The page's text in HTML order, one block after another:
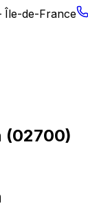
Île-de-France
(02700)